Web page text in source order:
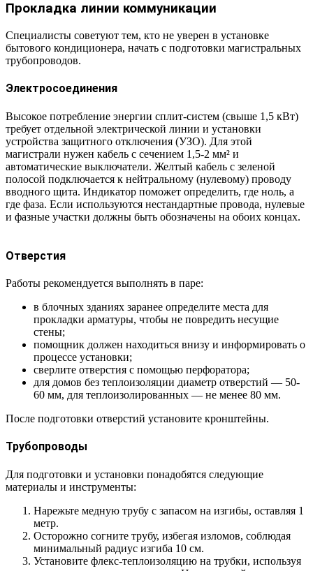
Прокладка линии коммуникации
Специалисты советуют тем, кто не уверен в установке
бытового кондиционера, начать с подготовки магистральных
трубопроводов.
Электросоединения
Высокое потребление энергии сплит-систем (свыше 1,5 кВт)
требует отдельной электрической линии и установки
устройства защитного отключения (УЗО). Для этой
магистрали нужен кабель с сечением 1,5-2 мм² и
автоматические выключатели. Желтый кабель с зеленой
полосой подключается к нейтральному (нулевому) проводу
вводного щита. Индикатор поможет определить, где ноль, а
где фаза. Если используются нестандартные провода, нулевые
и фазные участки должны быть обозначены на обоих концах.
Отверстия
Работы рекомендуется выполнять в паре:
в блочных зданиях заранее определите места для
прокладки арматуры, чтобы не повредить несущие
стены;
помощник должен находиться внизу и информировать о
процессе установки;
сверлите отверстия с помощью перфоратора;
для домов без теплоизоляции диаметр отверстий — 50-
60 мм, для теплоизолированных — не менее 80 мм.
После подготовки отверстий установите кронштейны.
Трубопроводы
Для подготовки и установки понадобятся следующие
материалы и инструменты:
Нарежьте медную трубу с запасом на изгибы, оставляя 1
метр.
Осторожно согните трубу, избегая изломов, соблюдая
минимальный радиус изгиба 10 см.
Установите флекс-теплоизоляцию на трубки, используя